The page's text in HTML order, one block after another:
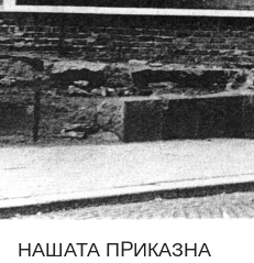
НАШАТА ПРИКАЗНА